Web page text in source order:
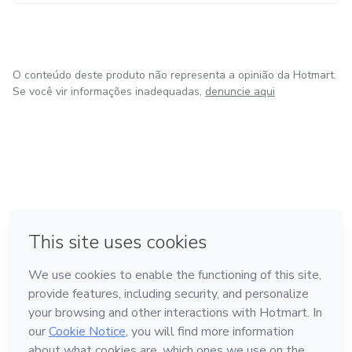
mais se perder nesse processo, você está no lugar certo.
Aqui, o cuidado tem propósito.
O conteúdo deste produto não representa a opinião da Hotmart.
Se você vir informações inadequadas, denuncie aqui
Feito com ❤ na Cidade do México
Conheça a Hotmart